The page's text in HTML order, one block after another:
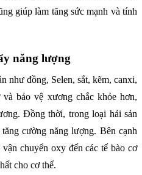
giúp làm tăng sức mạnh và tính
năng lượng
như đồng, Selen, sắt, kẽm, canxi,
bảo vệ xương chắc khỏe hơn,
Đồng thời, trong loại hải sản
cường năng lượng. Bên cạnh
chuyển oxy đến các tế bào cơ
cho cơ thể.